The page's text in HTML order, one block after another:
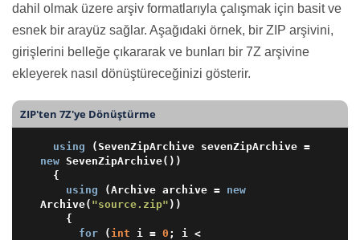
dahil olmak üzere arşiv formatlarıyla çalışmak için basit ve
esnek bir arayüz sağlar. Aşağıdaki örnek, bir ZIP arşivini,
girişlerini belleğe çıkararak ve bunları bir 7Z arşivine
ekleyerek nasıl dönüştüreceğinizi gösterir.
ZIP'ten 7Z'ye Dönüştürme
using
new SevenZipArchive())
using (Archive archive = new
Archive( "source.zip" ))
for ( int i = 0 ; i <